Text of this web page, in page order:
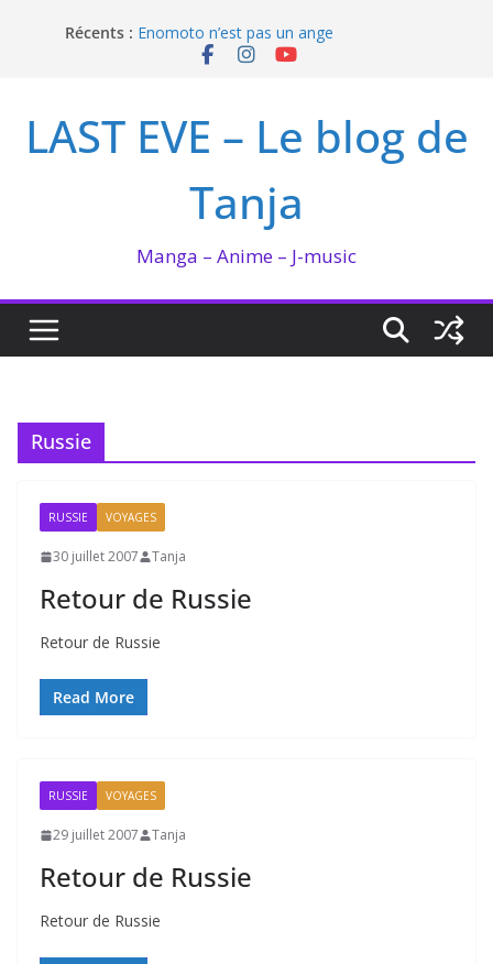
Récents : Enomoto n’est pas un ange
QUEEN BEE enflamme le Bataclan
I’m not in love de Zeniko Sumiya
LAST EVE – Le blog de
Tanja
Manga – Anime – J-music
Russie
RUSSIE VOYAGES
30 juillet 2007 Tanja
Retour de Russie
Retour de Russie
Read More
RUSSIE VOYAGES
29 juillet 2007 Tanja
Retour de Russie
Retour de Russie